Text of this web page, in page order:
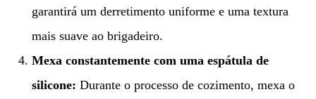
garantirá um derretimento uniforme e uma textura
mais suave ao brigadeiro.
Mexa constantemente com uma espátula de
silicone: Durante o processo de cozimento, mexa o